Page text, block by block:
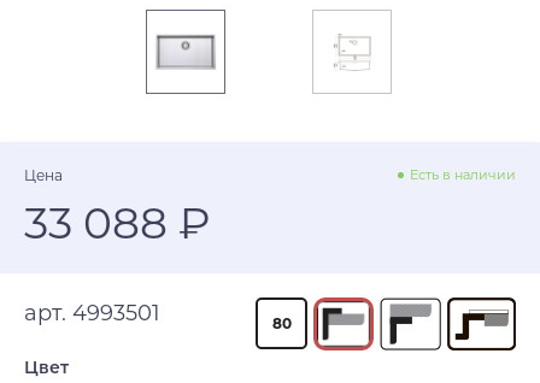
Цена Есть в наличии
33 088 ₽
арт. 4993501 80
Цвет